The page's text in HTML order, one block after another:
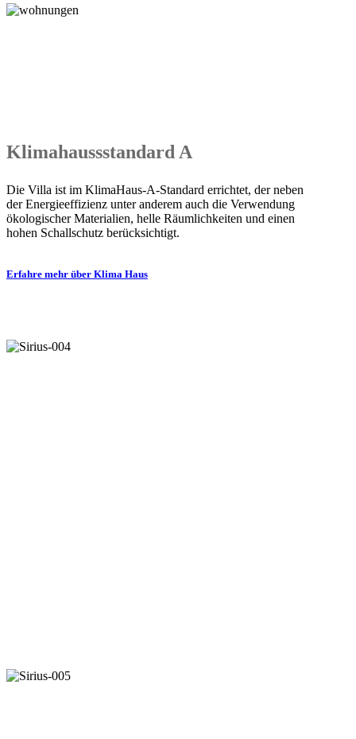
Klimahaussstandard A
Die Villa ist im KlimaHaus-A-Standard errichtet, der neben
der Energieeffizienz unter anderem auch die Verwendung
ökologischer Materialien, helle Räumlichkeiten und einen
hohen Schallschutz berücksichtigt.
Erfahre mehr über Klima Haus